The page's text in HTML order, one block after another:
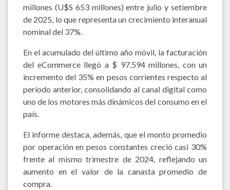
millones (U$S 653 millones) entre julio y setiembre
de 2025, lo que representa un crecimiento interanual
nominal del 37%.
En el acumulado del último año móvil, la facturación
del eCommerce llegó a $ 97.594 millones, con un
incremento del 35% en pesos corrientes respecto al
período anterior, consolidando al canal digital como
uno de los motores más dinámicos del consumo en el
país.
El informe destaca, además, que el monto promedio
por operación en pesos constantes creció casi 30%
frente al mismo trimestre de 2024, reflejando un
aumento en el valor de la canasta promedio de
compra.